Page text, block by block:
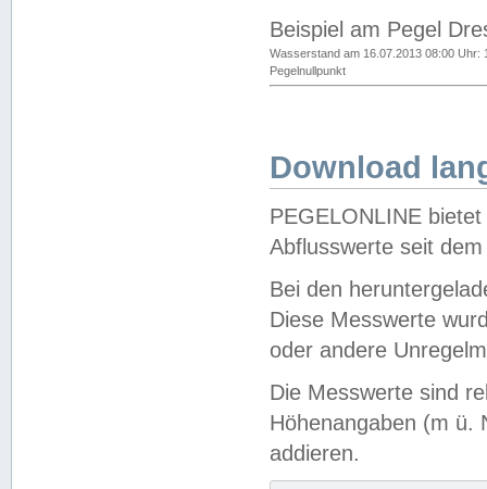
Beispiel am Pegel
Wasserstand am 16.07.2013 08:00 Uhr:
Pegelnullpunkt
Download
PEGELONLINE
Abflusswerte seit
Bei den
Diese Messwerte
oder andere
Die Messwerte sind
Höhenangaben (m ü.
addieren.